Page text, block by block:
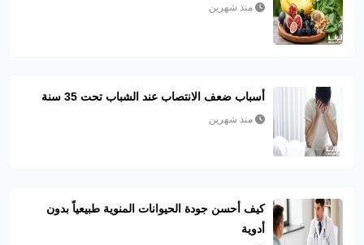
منذ شهرين
أسباب ضعف الانتصاب عند الشباب تحت 35 سنة
منذ شهرين
كيف أحسن جودة الحيوانات المنوية طبيعياً بدون
أدوية